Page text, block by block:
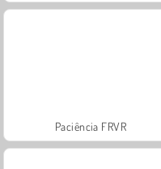
Paciência FRVR